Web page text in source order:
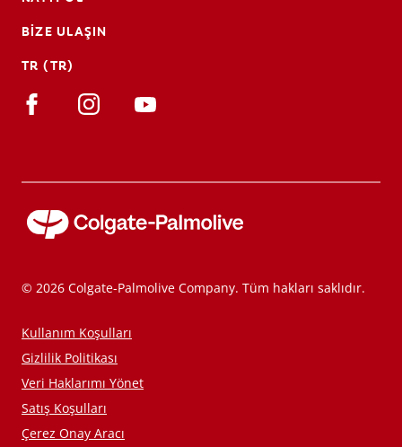
BIZE ULAŞIN
TR (TR)
© 2026 Colgate-Palmolive Company. Tüm hakları saklıdır.
Kullanım Koşulları
Gizlilik Politikası
Veri Haklarımı Yönet
Satış Koşulları
Çerez Onay Aracı